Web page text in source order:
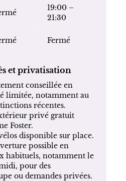
19:00 –
21:30
Fermé
et privatisation
conseillée en
limitée, notamment au
récentes.
privé gratuit
Foster.
disponible sur place.
possible en
habituels, notamment le
pour des
ou demandes privées.